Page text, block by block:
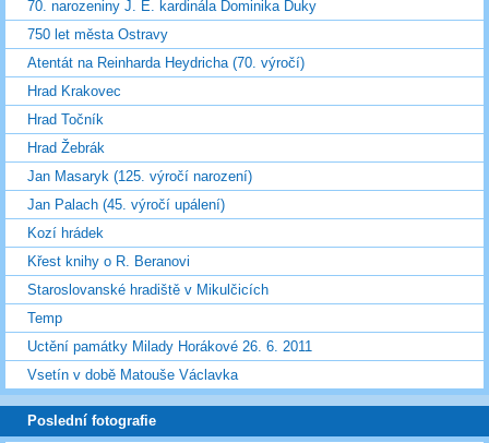
70. narozeniny J. E. kardinála Dominika Duky
750 let města Ostravy
Atentát na Reinharda Heydricha (70. výročí)
Hrad Krakovec
Hrad Točník
Hrad Žebrák
Jan Masaryk (125. výročí narození)
Jan Palach (45. výročí upálení)
Kozí hrádek
Křest knihy o R. Beranovi
Staroslovanské hradiště v Mikulčicích
Temp
Uctění památky Milady Horákové 26. 6. 2011
Vsetín v době Matouše Václavka
Poslední fotografie